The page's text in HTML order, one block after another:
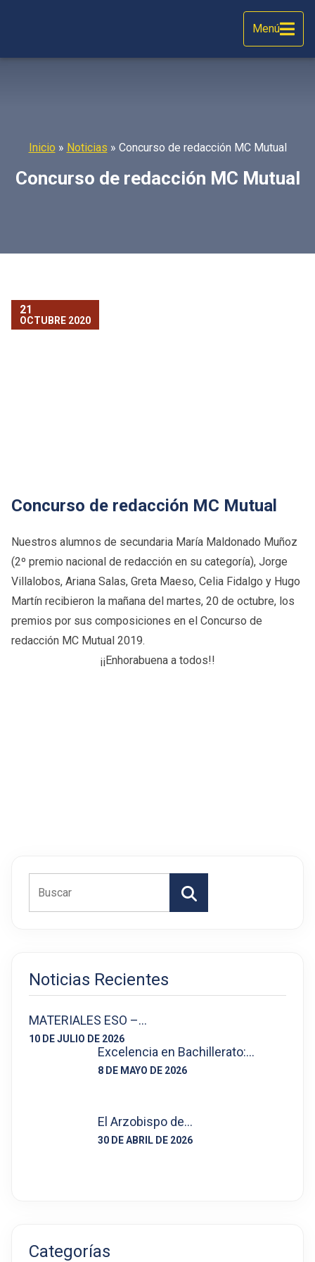
Menú
Inicio » Noticias » Concurso de redacción MC Mutual
Concurso de redacción MC Mutual
21
OCTUBRE 2020
Concurso de redacción MC Mutual
Nuestros alumnos de secundaria María Maldonado Muñoz
(2º premio nacional de redacción en su categoría), Jorge
Villalobos, Ariana Salas, Greta Maeso, Celia Fidalgo y Hugo
Martín recibieron la mañana del martes, 20 de octubre, los
premios por sus composiciones en el Concurso de
redacción MC Mutual 2019.
¡¡Enhorabuena a todos!!
Buscar
Noticias Recientes
MATERIALES ESO –…
10 DE JULIO DE 2026
Excelencia en Bachillerato:…
8 DE MAYO DE 2026
El Arzobispo de…
30 DE ABRIL DE 2026
Categorías